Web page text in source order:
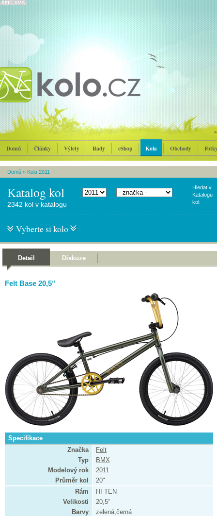
Domů Články Výlety Rady eShop Kola Obchody
Domů » Kola 2011
Katalog kol
Hledat v
Katalogu
kol:
2342 kol v katalogu
Vyberte si kolo
Detail Diskuze
Felt Base 20,5“
Specifikace
Značka
Felt
Typ
BMX
Modelový rok
2011
Průměr kol
20"
Rám
HI-TEN
Velikosti
20,5“
Barvy
zelená,černá